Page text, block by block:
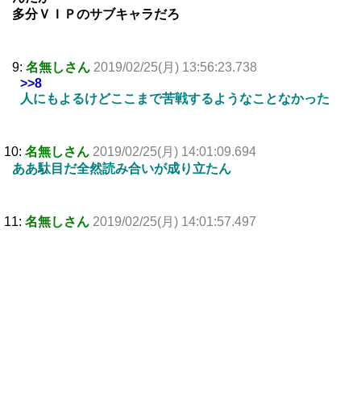
多分ＶＩＰのサブキャラだろ
9: 名無しさん 2019/02/25(月) 13:56:23.738
>>8
人にもよるけどここまで苦戦するようなことなかった
10: 名無しさん 2019/02/25(月) 14:01:09.694
ああ駄目だ全然読み合いが成り立たん
11: 名無しさん 2019/02/25(月) 14:01:57.497